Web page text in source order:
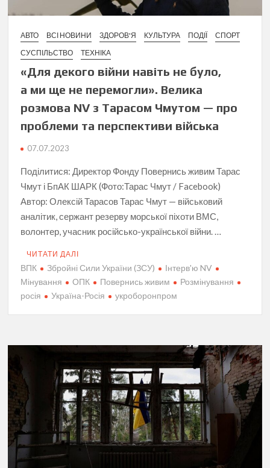
АВТО ВСІ НОВИНИ ЗДОРОВ'Я КУЛЬТУРА ПОДІЇ
СПОРТ
СУСПІЛЬСТВО
ТЕХНІКА
«Для декого війни навіть не було,
а ми ще не перемогли». Велика
розмова NV з Тарасом Чмутом — про
проблеми та перспективи війська
07.07.2023
Поділитися: Директор Фонду Повернись живим Тарас
Чмут і БпАК ШАРК (Фото:Тарас Чмут / Facebook)
Автор: Олексій Тарасов Тарас Чмут — військовий
аналітик, сержант резерву морської піхоти ВМС,
волонтер, учасник російсько-української війни. …
ЧИТАТИ ДАЛІ
ВПК Збройні Сили України (ЗСУ)
Інтерв'ю NV
Мінування
ОПК Повернись живим
Розмінування
росія
Україна-Росія укроборонпром